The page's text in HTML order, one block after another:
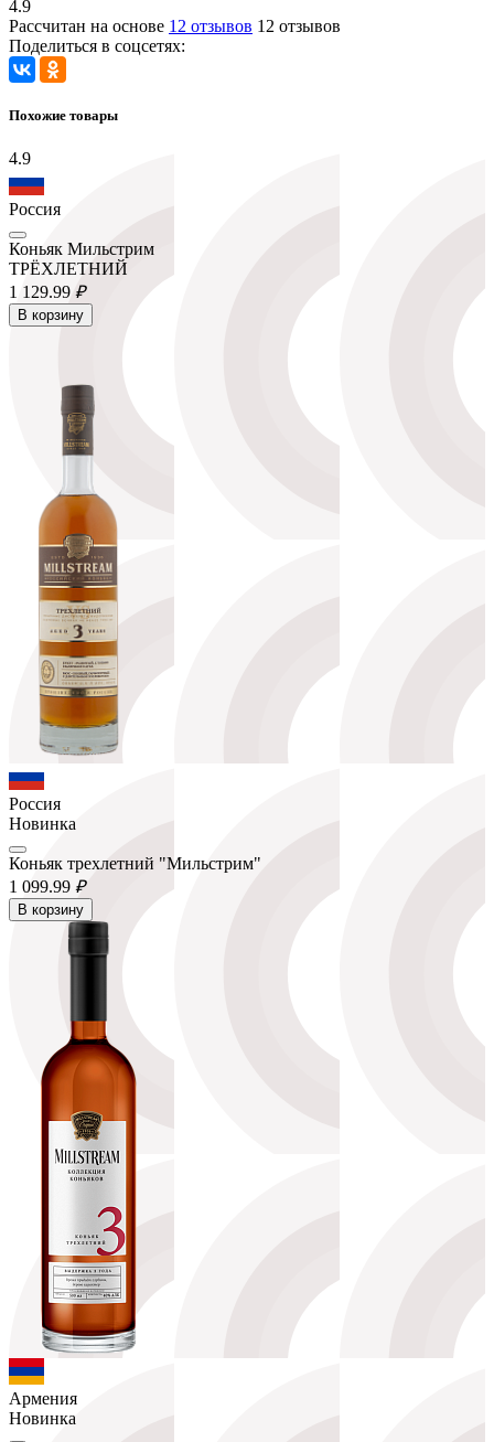
4.9
Рассчитан на основе 12 отзывов 12 отзывов
Поделиться в соцсетях:
Похожие товары
4.9
Россия
Коньяк Мильстрим
ТРЁХЛЕТНИЙ
1 129.99 ₽
В корзину
Россия
Новинка
Коньяк трехлетний "Мильстрим"
1 099.99 ₽
В корзину
Армения
Новинка